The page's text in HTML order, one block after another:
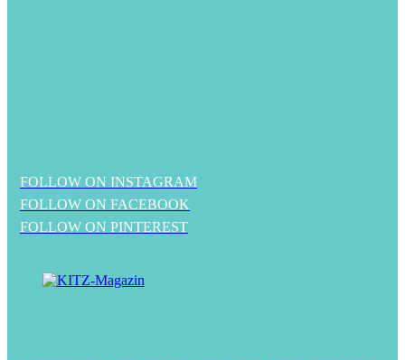
FOLLOW ON INSTAGRAM
FOLLOW ON FACEBOOK
FOLLOW ON PINTEREST